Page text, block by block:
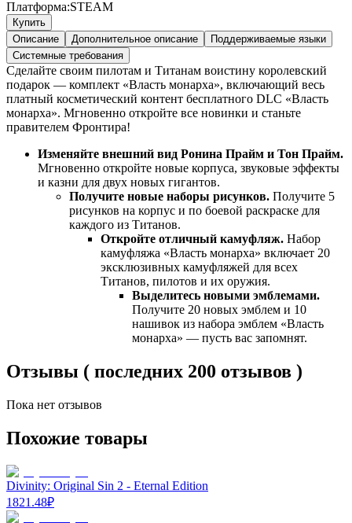
Платформа:STEAM
Купить
Описание
Дополнительное описание
Поддерживаемые языки
Системные требования
Сделайте своим пилотам и Титанам воистину королевский
подарок — комплект «Власть монарха», включающий весь
платный косметический контент бесплатного DLC «Власть
монарха». Мгновенно откройте все новинки и станьте
правителем Фронтира!
Изменяйте внешний вид Ронина Прайм и Тон Прайм.
Мгновенно откройте новые корпуса, звуковые эффекты
и казни для двух новых гигантов.
Получите новые наборы рисунков. Получите 5
рисунков на корпус и по боевой раскраске для
каждого из Титанов.
Откройте отличный камуфляж. Набор
камуфляжа «Власть монарха» включает 20
эксклюзивных камуфляжей для всех
Титанов, пилотов и их оружия.
Выделитесь новыми эмблемами.
Получите 20 новых эмблем и 10
нашивок из набора эмблем «Власть
монарха» — пусть вас запомнят.
Отзывы ( последних 200 отзывов )
Пока нет отзывов
Похожие товары
Divinity: Original Sin 2 - Eternal Edition
1821.48₽